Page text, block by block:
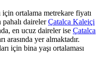
ortalama metrekare fiyatı
dairelerÇatalca Kaleiçi
en ucuz daireler ise Çatalca
arasında yer almaktadır.
için bina yaşı ortalaması